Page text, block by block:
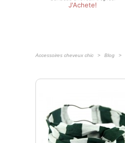
Accessoires cheveux chic Blog